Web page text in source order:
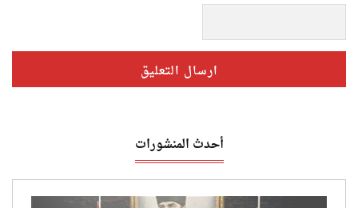
أحدث المنشورات